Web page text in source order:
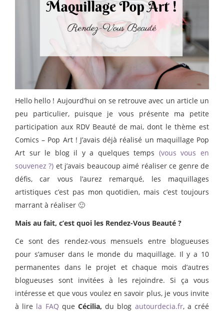
Hello hello ! Aujourd’hui on se retrouve avec un article un
peu particulier, puisque je vous présente ma petite
participation aux RDV Beauté de mai, dont le thème est
Comics – Pop Art ! J’avais déjà réalisé un maquillage Pop
Art sur le blog il y a quelques temps (vous vous en
souvenez ?) et j’avais beaucoup aimé réaliser ce genre de
défis, car vous l’aurez remarqué, les maquillages
artistiques c’est pas mon quotidien, mais c’est toujours
marrant à réaliser 🙂
Mais au fait, c’est quoi les Rendez-Vous Beauté ?
Ce sont des rendez-vous mensuels entre blogueuses
pour s’amuser dans le monde du maquillage. Il y a 10
permanentes dans le projet et chaque mois d’autres
blogueuses sont invitées à les rejoindre. Si ça vous
intéresse et que vous voulez en savoir plus, je vous invite
à lire la FAQ queCécilia, du blog autourdecia.fr, a créé